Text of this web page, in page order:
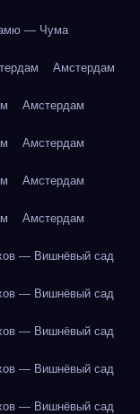
— Чума
Амстердам
Амстердам
Амстердам
Амстердам
Амстердам
— Вишнёвый сад
— Вишнёвый сад
— Вишнёвый сад
— Вишнёвый сад
— Вишнёвый сад